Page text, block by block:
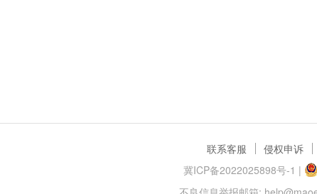
联系客服 侵权申诉
冀ICP备2022025898号-1 |